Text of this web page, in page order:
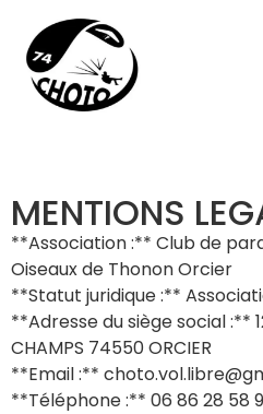
MENTIONS
**Association :** Club de
Oiseaux de Thonon Orcier
**Statut juridique :**
**Adresse du siège social :**
CHAMPS 74550 ORCIER
**Email :**
**Téléphone :** 06 86 28 58